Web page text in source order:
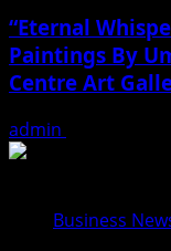
“Eternal
Paintings By
Centre Art
admin
Business